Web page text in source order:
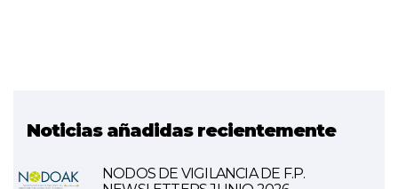
Noticias añadidas recientemente
NODOS DE VIGILANCIA DE F.P.